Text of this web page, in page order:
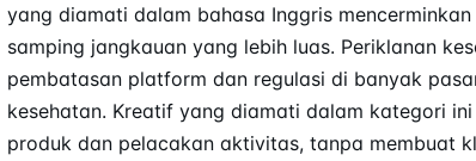
yang diamati dalam bahasa Inggris
samping jangkauan yang lebih luas. Periklanan
pembatasan platform dan regulasi di banyak
kesehatan. Kreatif yang diamati dalam kategori
produk dan pelacakan aktivitas, tanpa membuat